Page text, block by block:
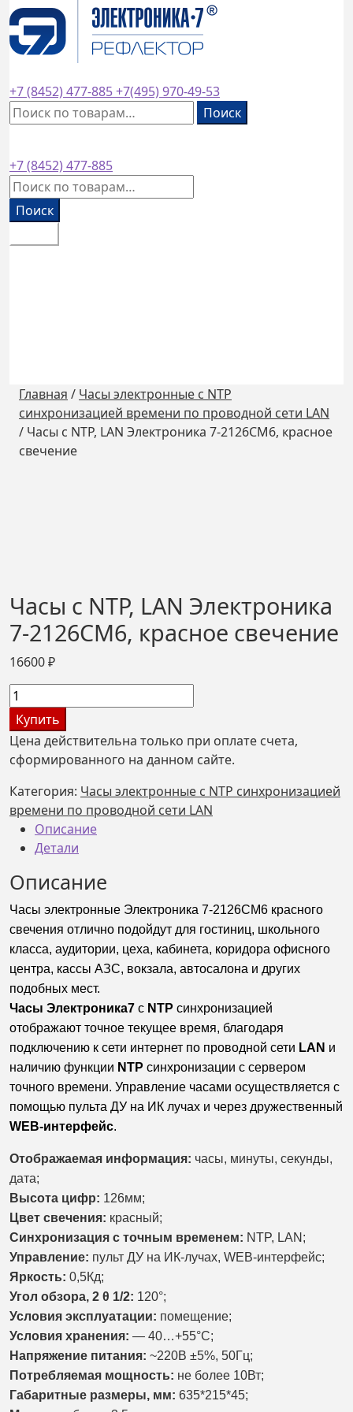
+7 (8452) 477-885+7(495) 970-49-53
Искать:
Поиск
+7 (8452) 477-885
Искать:
Поиск
Главная / Часы электронные с NTP
синхронизацией времени по проводной сети LAN
/ Часы с NTP, LAN Электроника 7-2126СМ6, красное
свечение
Часы с NTP, LAN Электроника
7-2126СМ6, красное свечение
16600₽
Количество
товара
Часы
с
NTP,
LAN
Электроника
2126СМ6,
свечение
Купить
Цена действительна только при оплате счета,
сформированного на данном сайте.
Категория: Часы электронные с NTP синхронизацией
времени по проводной сети LAN
Описание
Детали
Описание
Часы электронные Электроника 7-2126СМ6 красного
свечения отлично подойдут для гостиниц, школьного
класса, аудитории, цеха, кабинета, коридора офисного
центра, кассы АЗС, вокзала, автосалона и других
подобных мест.
Часы Электроника7 с NTP синхронизацией
отображают точное текущее время, благодаря
подключению к сети интернет по проводной сети LAN и
наличию функции NTP синхронизации с сервером
точного времени. Управление часами осуществляется с
помощью пульта ДУ на ИК лучах и через дружественный
WEB-интерфейс.
Отображаемая информация: часы, минуты, секунды,
дата;
Высота цифр: 126мм;
Цвет свечения: красный;
Синхронизация с точным временем: NTP, LAN;
Управление: пульт ДУ на ИК-лучах, WEB-интерфейс;
Яркость: 0,5Кд;
Угол обзора, 2 θ 1/2: 120°;
Условия эксплуатации: помещение;
Условия хранения: — 40…+55°С;
Напряжение питания: ~220В ±5%, 50Гц;
Потребляемая мощность: не более 10Вт;
Габаритные размеры, мм: 635*215*45;